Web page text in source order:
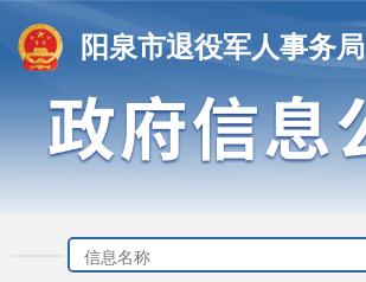
阳泉市退役军人事务局